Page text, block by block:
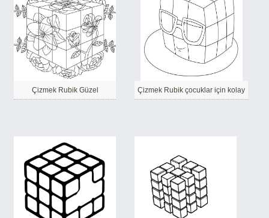
Çizmek Rubik Güzel Çizmek Rubik çocuklar için kolay